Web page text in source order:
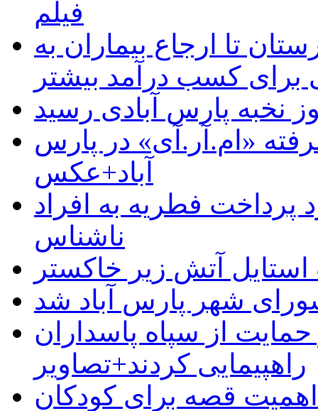
فیلم
تا ارجاع بیماران به
کسب درآمد بیشتر
نخبه پارس آبادی رسید
«ام.آر.آی» در پارس
آباد+عکس
پرداخت فطریه به افراد
ناشناس
آتش زیر خاکستر
شهر پارس آباد شد
از سپاه پاسداران
راهپیمایی کردند+تصاویر